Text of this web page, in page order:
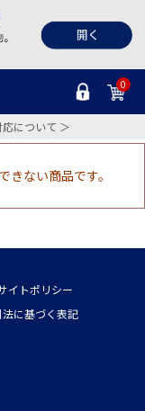
0
について ＞
ない商品です。
イトポリシー
に基づく表記